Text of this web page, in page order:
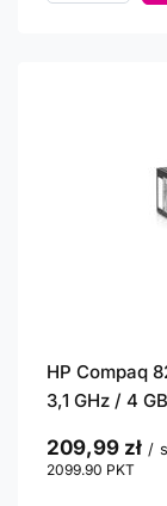
HP Compaq
3,1 GHz / 4
209,99 zł /
2099.90 PKT